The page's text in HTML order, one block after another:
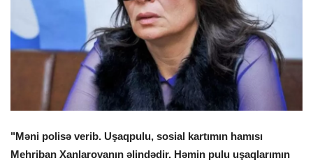
"Məni polisə verib. Uşaqpulu, sosial kartımın hamısı
Mehriban Xanlarovanın əlindədir. Həmin pulu uşaqlarımın